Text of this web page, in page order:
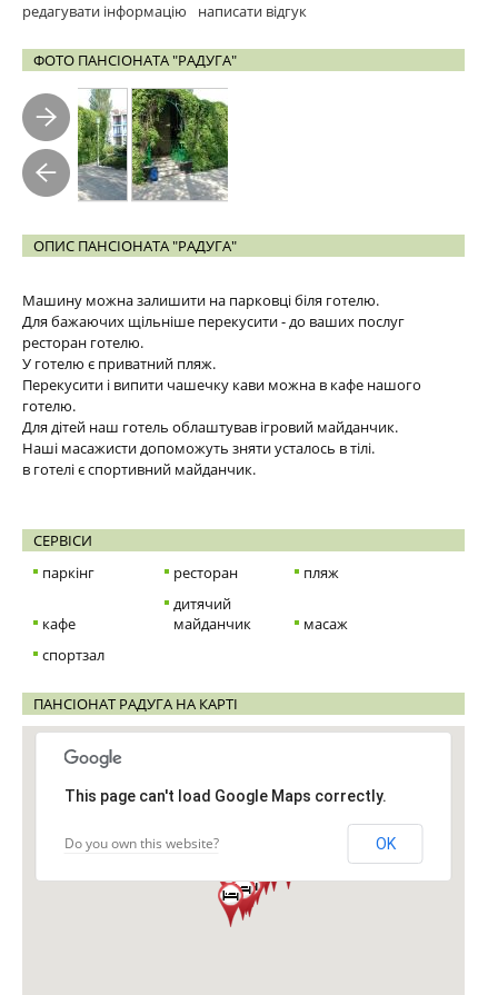
редагувати інформацію написати відгук
ФОТО ПАНСІОНАТА "РАДУГА"
ОПИС ПАНСІОНАТА "РАДУГА"
Машину можна залишити на парковці біля готелю.
Для бажаючих щільніше перекусити - до ваших послуг
ресторан готелю.
У готелю є приватний пляж.
Перекусити і випити чашечку кави можна в кафе нашого
готелю.
Для дітей наш готель облаштував ігровий майданчик.
Наші масажисти допоможуть зняти усталось в тілі.
в готелі є спортивний майданчик.
СЕРВІСИ
паркінг
ресторан пляж
кафе
дитячий
майданчик
масаж
спортзал
ПАНСІОНАТ РАДУГА НА КАРТІ
This page can't load Google Maps correctly.
Do you own this website? OK